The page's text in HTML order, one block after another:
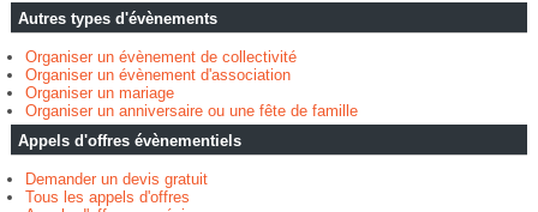
Autres types d'évènements
Organiser un évènement de collectivité
Organiser un évènement d'association
Organiser un mariage
Organiser un anniversaire ou une fête de famille
Appels d'offres évènementiels
Demander un devis gratuit
Tous les appels d'offres